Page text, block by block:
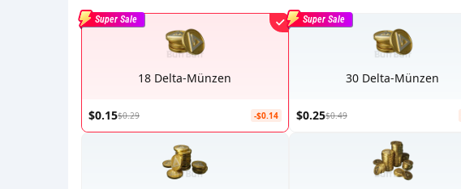
18 Delta-Münzen
$0.15$0.29 -$0.14
Super Sale
30 Delta-Münzen
$0.25$0.49
Super Sale